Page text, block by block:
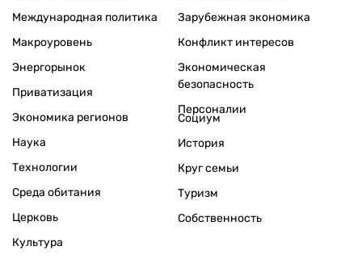
Международная политика
Макроуровень
Энергорынок
Приватизация
Экономика регионов
Зарубежная экономика
Конфликт интересов
Экономическая
безопасность
Персоналии
Наука
Технологии
Среда обитания
Церковь
Культура
Социум
История
Круг семьи
Туризм
Собственность